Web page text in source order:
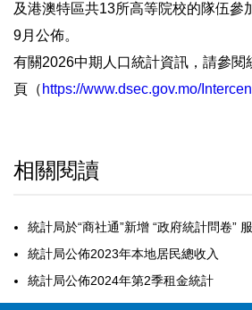
及港澳特區共13所高等院校的隊伍參
9月公佈。
有關2026中期人口統計資訊，請參閱
頁（ https://www.dsec.gov.mo/
相關閱讀
統計局於“商社通”新增 “政府統計問卷”
統計局公佈2023年本地居民總收入
統計局公佈2024年第2季租金統計